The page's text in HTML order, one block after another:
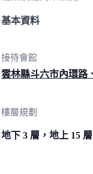
基本資料
接待會館
雲林縣斗六市內環路
樓層規劃
地下 3 層，地上 15 層